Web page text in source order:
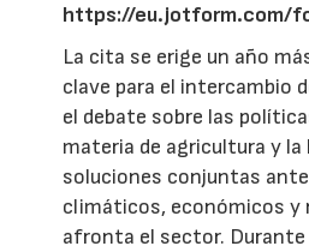
https://eu.jotform.com/
La cita se erige un año
clave para el intercambio
el debate sobre las
materia de agricultura y la
soluciones conjuntas
climáticos, económicos y
afronta el sector. Durante